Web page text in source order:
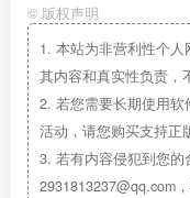
© 版权声明
1. 本站为非营利性个
其内容和真实性负责，
2. 若您需要长期使用
活动，请您购买支持正
3. 若有内容侵犯到您的
2931813237@qq.com